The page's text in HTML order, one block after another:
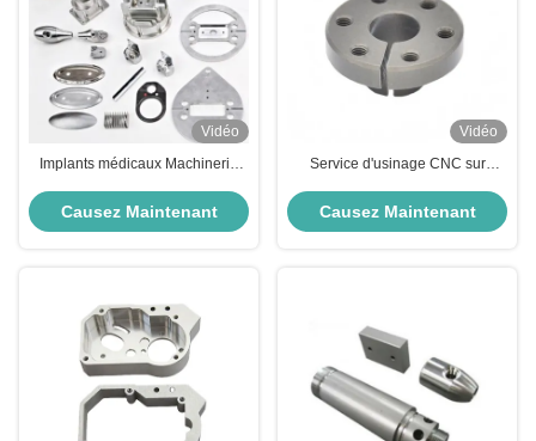
Vidéo
Implants médicaux Machinerie
métalliques CNC sur mesure
Causez Maintenant
Vidéo
Service d'usinage CNC sur
rapide CNC
Causez Maintenant